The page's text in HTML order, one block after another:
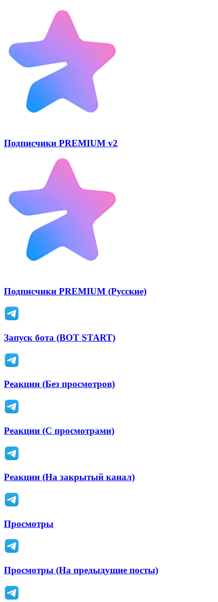
Подписчики PREMIUM v2
Подписчики PREMIUM (Русские)
Запуск бота (BOT START)
Реакции (Без просмотров)
Реакции (С просмотрами)
Реакции (На закрытый канал)
Просмотры
Просмотры (На предыдущие посты)